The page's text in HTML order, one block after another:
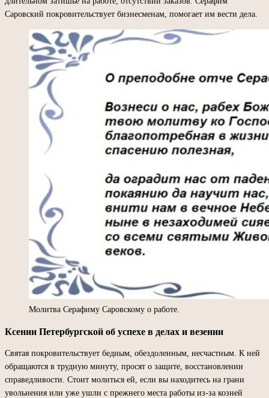
Саровский покровительствует бизнесменам, помогает им вести дела.
Молитва Серафиму Саровскому о работе.
Ксении Петербургской об успехе в делах и везении
Святая покровительствует бедным, обездоленным, несчастным. К ней
обращаются в трудную минуту, просят о защите, восстановлении
справедливости. Стоит молиться ей, если вы находитесь на грани
увольнения или уже ушли с прежнего места работы из-за козней